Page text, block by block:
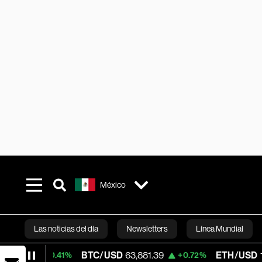
México
Las noticias del día Newsletters Línea Mundial
Bloomberg
BTC/USD 63,881.39 +0.72% ETH/USD 1,871.453